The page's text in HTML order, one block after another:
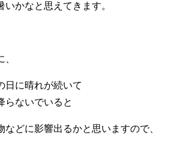
いかなと思えてきます。
、
日に晴れが続いて
らないでいると
などに影響出るかと思いますので、